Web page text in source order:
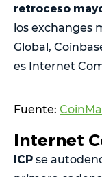
retroceso
los exchanges
Global,
es Internet
Fuente:
Internet
ICP se